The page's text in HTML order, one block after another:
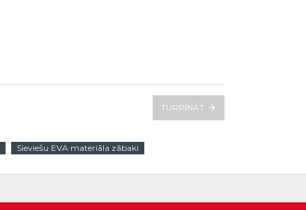
TURPINĀT
Sieviešu EVA materiāla zābaki